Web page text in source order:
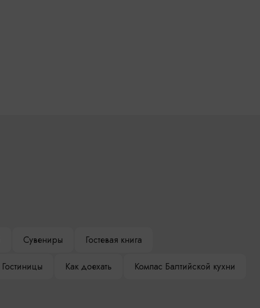
Сувениры Гостевая книга
Гостиницы Как доехать Компас Балтийской кухни